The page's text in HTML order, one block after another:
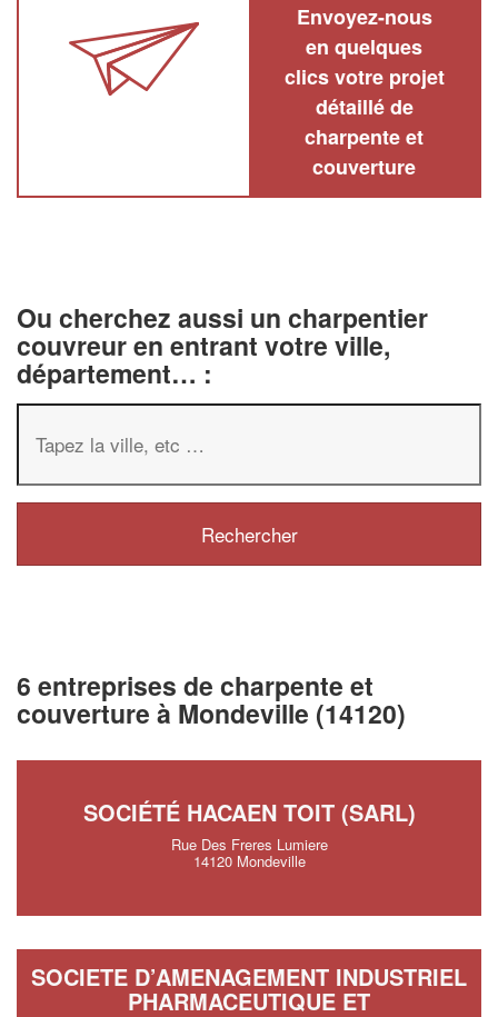
Envoyez-nous
en quelques
clics votre projet
détaillé de
charpente et
couverture
Ou cherchez aussi un charpentier
couvreur en entrant votre ville,
département… :
6 entreprises de charpente et
couverture à Mondeville (14120)
SOCIÉTÉ HACAEN TOIT (SARL)
Rue Des Freres Lumiere
14120 Mondeville
SOCIETE D’AMENAGEMENT INDUSTRIEL
PHARMACEUTIQUE ET